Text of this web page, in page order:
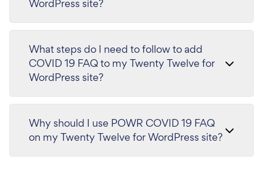
WordPress site?
What steps do I need to follow to add
COVID 19 FAQ to my Twenty Twelve for
WordPress site?
Why should I use POWR COVID 19 FAQ
on my Twenty Twelve for WordPress site?